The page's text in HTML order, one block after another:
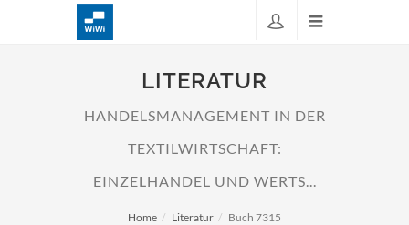
LITERATUR
HANDELSMANAGEMENT IN DER
TEXTILWIRTSCHAFT:
EINZELHANDEL UND WERTS...
Home Literatur Buch 7315